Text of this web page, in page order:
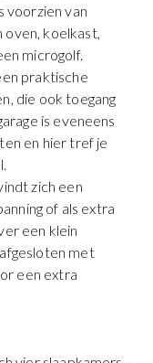
voorzien van
koelkast,
microgolf.
praktische
die ook toegang
is eveneens
en hier tref je
zich een
of als extra
een klein
met
een extra